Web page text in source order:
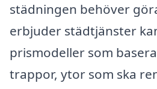
städningen behöver
erbjuder städtjänster
prismodeller som
trappor, ytor som ska